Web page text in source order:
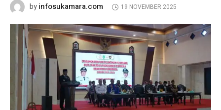
byinfosukamara.com 19 NOVEMBER 2025